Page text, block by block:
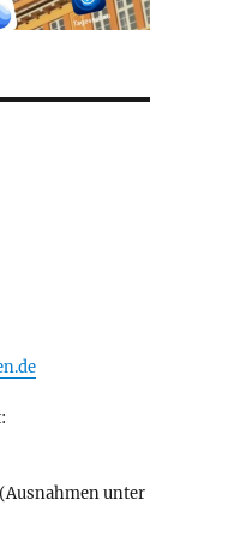
unter